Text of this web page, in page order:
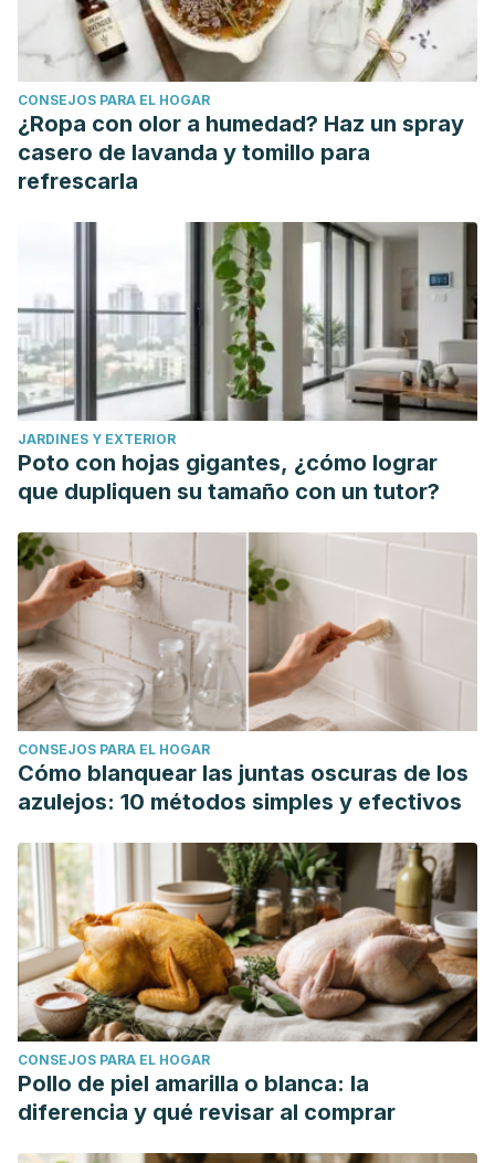
https://ods.od.nih.gov/factsheets/Niacin-DatosEnEspanol/
Richard D.L-
triptófano: funciones metabólicas básicas,
investigación del comportamiento e indicaciones
terapéuticas.Int J Tryptophan Res.
CONSEJOS PARA EL HOGAR
¿Ropa con olor a humedad? Haz un spray
casero de lavanda y tomillo para
refrescarla
JARDINES Y EXTERIOR
Poto con hojas gigantes, ¿cómo lograr
que dupliquen su tamaño con un tutor?
CONSEJOS PARA EL HOGAR
Cómo blanquear las juntas oscuras de los
azulejos: 10 métodos simples y efectivos
CONSEJOS PARA EL HOGAR
Pollo de piel amarilla o blanca: la
diferencia y qué revisar al comprar